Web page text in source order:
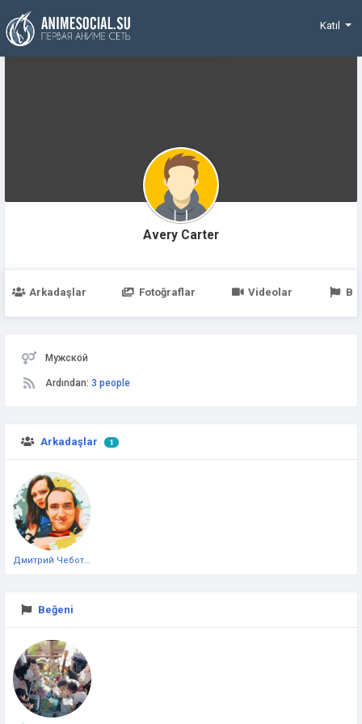
Funding
Katıl
Avery Carter
Arkadaşlar Fotoğraflar Videolar
Мужской
Ardından: 3 people
Arkadaşlar 1
Beğeni